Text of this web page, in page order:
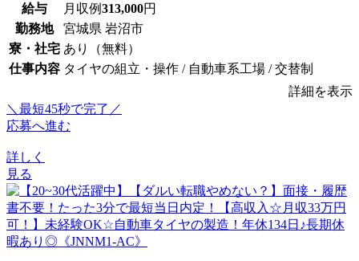
給与 月収例313,000円
勤務地
宮城県 岩沼市
寮・社宅 あり（無料）
仕事内容 タイヤの組立・操作 / 自動車系工場 / 交替制
詳細を表示
＼最短45秒で完了／
応募へ進む
詳しく
見る